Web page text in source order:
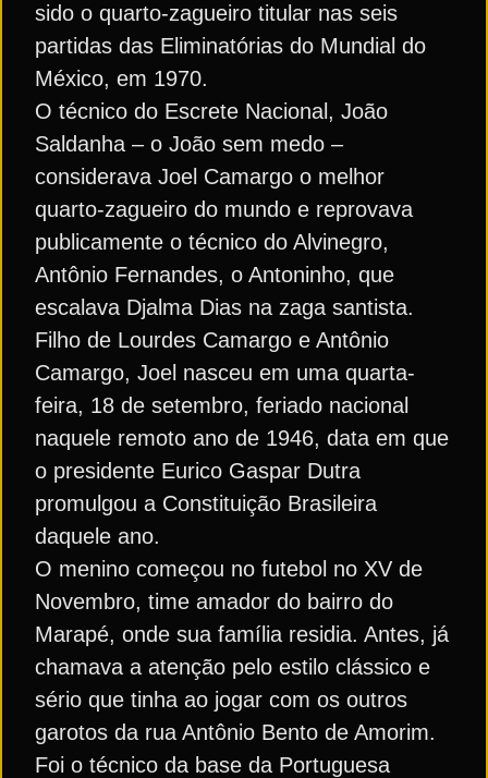
sido o quarto-zagueiro titular nas seis
partidas das Eliminatórias do Mundial do
México, em 1970.
O técnico do Escrete Nacional, João
Saldanha – o João sem medo –
considerava Joel Camargo o melhor
quarto-zagueiro do mundo e reprovava
publicamente o técnico do Alvinegro,
Antônio Fernandes, o Antoninho, que
escalava Djalma Dias na zaga santista.
Filho de Lourdes Camargo e Antônio
Camargo, Joel nasceu em uma quarta-
feira, 18 de setembro, feriado nacional
naquele remoto ano de 1946, data em que
o presidente Eurico Gaspar Dutra
promulgou a Constituição Brasileira
daquele ano.
O menino começou no futebol no XV de
Novembro, time amador do bairro do
Marapé, onde sua família residia. Antes, já
chamava a atenção pelo estilo clássico e
sério que tinha ao jogar com os outros
garotos da rua Antônio Bento de Amorim.
Foi o técnico da base da Portuguesa